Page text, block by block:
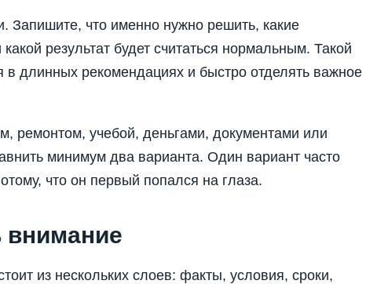
Запишите, что именно нужно решить, какие
результат будет считаться нормальным. Такой
в длинных рекомендациях и быстро отделять важное
ремонтом, учебой, деньгами, документами или
минимум два варианта. Один вариант часто
что он первый попался на глаза.
внимание
из нескольких слоев: факты, условия, сроки,